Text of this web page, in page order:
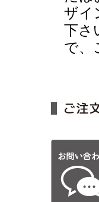
ザイ
下さ
で、